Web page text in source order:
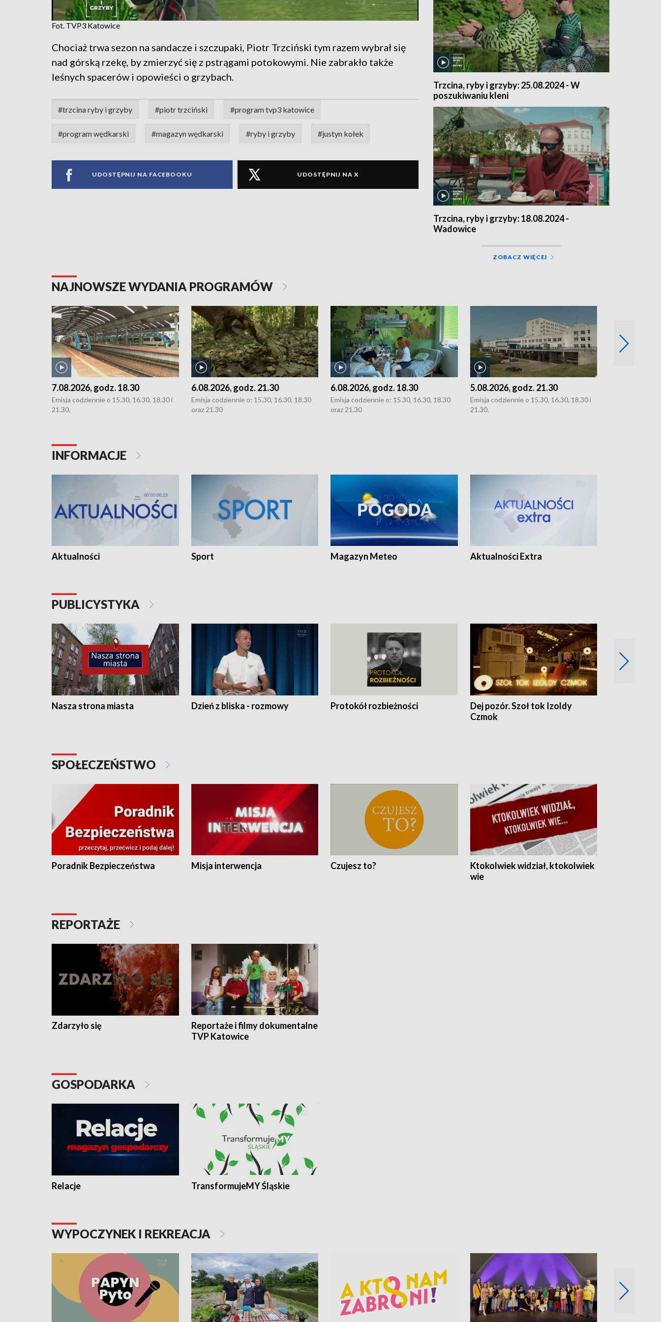
Fot. TVP3 Katowice
Chociaż trwa sezon na sandacze i szczupaki, Piotr Trzciński tym razem wybrał się
nad górską rzekę, by zmierzyć się z pstrągami potokowymi. Nie zabrakło także
leśnych spacerów i opowieści o grzybach.
#trzcina ryby i grzyby #piotr trzciński #program tvp3 katowice
#program wędkarski #magazyn wędkarski #ryby i grzyby #justyn kołek
UDOSTĘPNIJ NA FACEBOOKU UDOSTĘPNIJ NA X
Trzcina, ryby i grzyby: 25.08.2024 - W
poszukiwaniu kleni
Trzcina, ryby i grzyby: 18.08.2024 -
Wadowice
ZOBACZ WIĘCEJ
NAJNOWSZE WYDANIA PROGRAMÓW
7.08.2026, godz. 18.30
Emisja codziennie o 15.30, 16.30, 18.30 i
21.30.
6.08.2026, godz. 21.30
Emisja codziennie o: 15.30, 16.30, 18.30
oraz 21.30
6.08.2026, godz. 18.30
Emisja codziennie o: 15.30, 16.30, 18.30
oraz 21.30
5.08.2026, godz. 21.30
Emisja codziennie o 15.30, 16.30, 18.30 i
21.30.
INFORMACJE
Aktualności Sport Magazyn Meteo Aktualności Extra
PUBLICYSTYKA
Nasza strona miasta Dzień z bliska - rozmowy Protokół rozbieżności
Dej pozór. Szoł tok Izoldy
Czmok
SPOŁECZEŃSTWO
Poradnik Bezpieczeństwa Misja interwencja Czujesz to?
Ktokolwiek widział, ktokolwiek
wie
REPORTAŻE
Zdarzyło się
Reportaże i filmy dokumentalne
TVP Katowice
GOSPODARKA
Relacje TransformujeMY Śląskie
WYPOCZYNEK I REKREACJA